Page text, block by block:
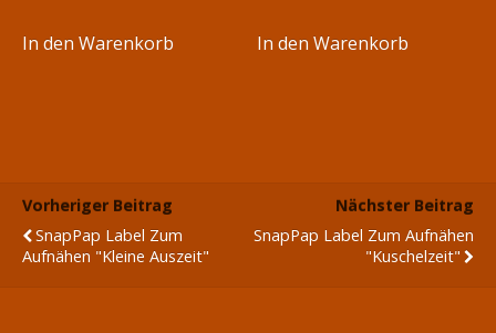
In den Warenkorb In den Warenkorb
Vorheriger Beitrag
SnapPap Label Zum
Aufnähen "Kleine Auszeit"
Nächster Beitrag
SnapPap Label Zum Aufnähen
"Kuschelzeit"